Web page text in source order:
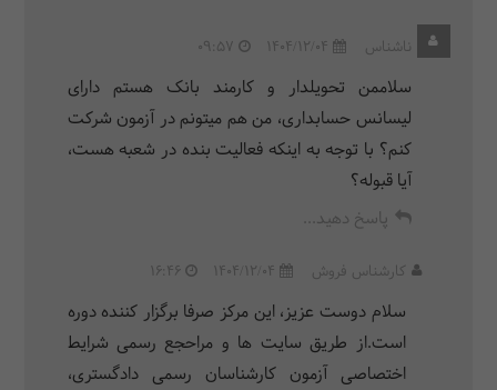
ناشناس 1404/12/04
09:57
سلاممن تحویلدار و کارمند بانک هستم دارای
لیسانس حسابداری، من هم میتونم در آزمون شرکت
کنم؟ با توجه به اینکه فعالیت بنده در شعبه هست،
آیا قبوله؟
پاسخ دهید...
کارشناس فروش 1404/12/04
16:46
سلام دوست عزیز، این مرکز صرفا برگزار کننده دوره
است.از طریق سایت ها و مراحجع رسمی شرایط
اختصاصی آزمون کارشناسان رسمی دادگستری،